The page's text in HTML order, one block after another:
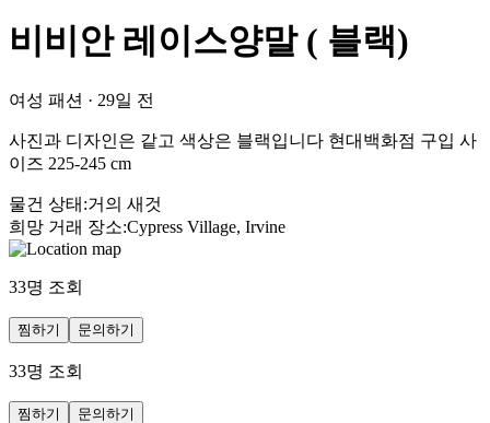
비비안 레이스양말 ( 블랙)
여성 패션 · 29일 전
사진과 디자인은 같고 색상은 블랙입니다 현대백화점 구입 사
이즈 225-245 cm
물건 상태 :거의 새것
희망 거래 장소:Cypress Village, Irvine
33명 조회
찜하기 문의하기
33명 조회
찜하기 문의하기